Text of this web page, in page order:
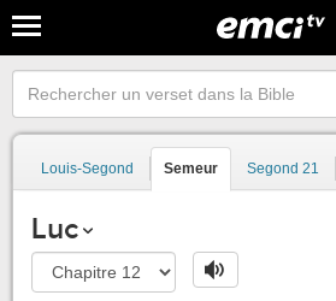
Louis-Segond Semeur Segond 21
Luc